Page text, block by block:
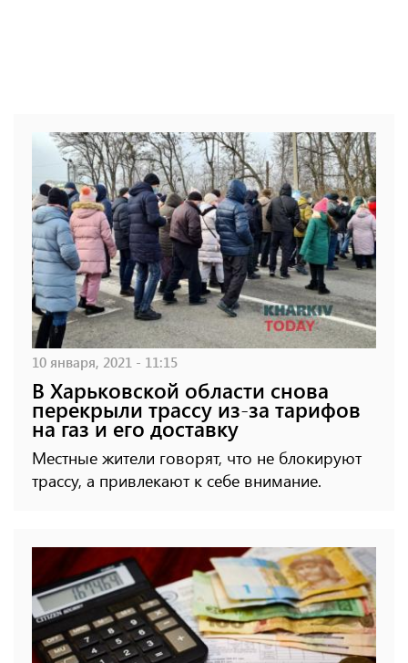
10 января, 2021 - 11:15
В Харьковской области снова
перекрыли трассу из-за тарифов
на газ и его доставку
Местные жители говорят, что не блокируют
трассу, а привлекают к себе внимание.